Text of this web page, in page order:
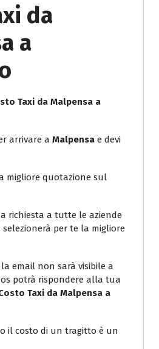
da
a
Taxi da Malpensa a
arrivare a Malpensa e devi
migliore quotazione sul
richiesta a tutte le aziende
per te la migliore
email non sarà visibile a
potrà rispondere alla tua
Taxi da Malpensa a
il costo di un tragitto è un